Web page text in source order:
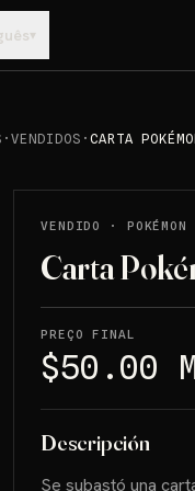
▾
·VENDIDOS · CARTA
VENDIDO · POKÉMON
Carta
PREÇO FINAL
$50.00
Descripción
Se subastó una